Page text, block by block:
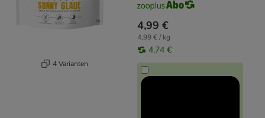
4 Varianten
4,99 €
4,99 € / kg
4,74 €